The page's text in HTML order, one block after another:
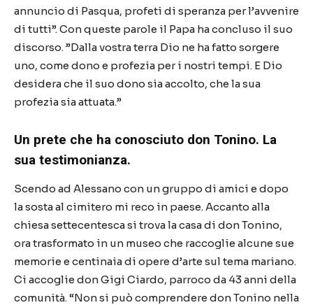
annuncio di Pasqua, profeti di speranza per l’avvenire
di tutti”. Con queste parole il Papa ha concluso il suo
discorso. ”Dalla vostra terra Dio ne ha fatto sorgere
uno, come dono e profezia per i nostri tempi. E Dio
desidera che il suo dono sia accolto, che la sua
profezia sia attuata.”
Un prete che ha conosciuto don Tonino. La
sua testimonianza.
Scendo ad Alessano con un gruppo di amici e dopo
la sosta al cimitero mi reco in paese. Accanto alla
chiesa settecentesca si trova la casa di don Tonino,
ora trasformato in un museo che raccoglie alcune sue
memorie e centinaia di opere d’arte sul tema mariano.
Ci accoglie don Gigi Ciardo, parroco da 43 anni della
comunità. “Non si può comprendere don Tonino nella